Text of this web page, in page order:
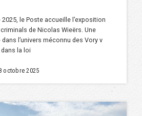
le Poste accueille l’exposition
de Nicolas Wieërs. Une
l’univers méconnu des Vory v
la loi
octobre 2025